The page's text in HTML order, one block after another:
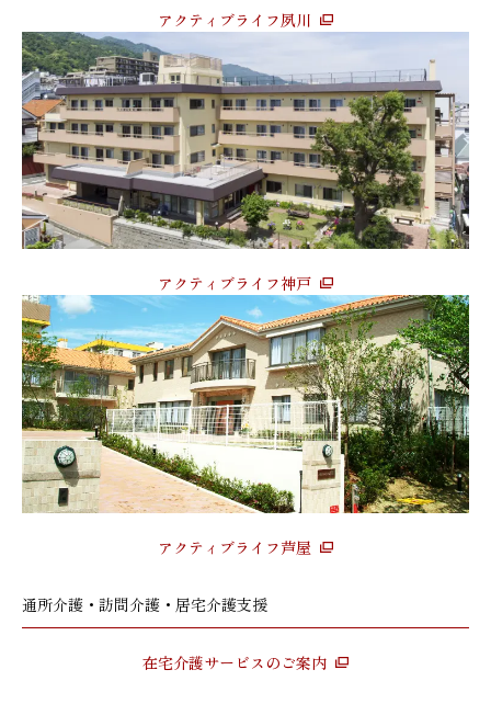
アクティブライフ夙川
アクティブライフ神戸
アクティブライフ芦屋
通所介護・訪問介護・居宅介護支援
在宅介護サービスのご案内